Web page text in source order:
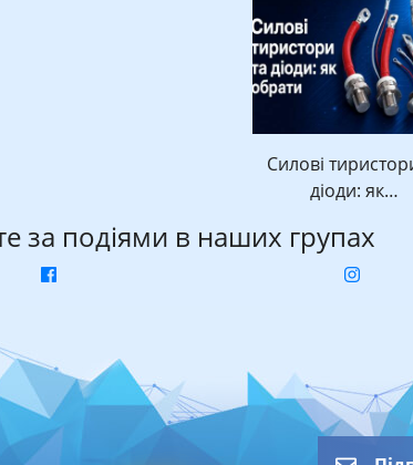
Силові
діоди: як…
за подіями в наших групах